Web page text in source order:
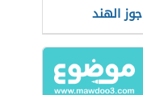
جوز الهند